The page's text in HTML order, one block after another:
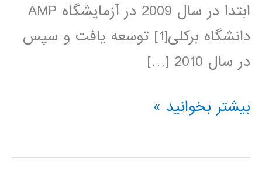
ابتدا در سال 2009 در آزمایشگاه AMP
دانشگاه برکلی[1] توسعه یافت و سپس
در سال 2010 […]
آموزش
اسپارک
بیشتر بخوانید »